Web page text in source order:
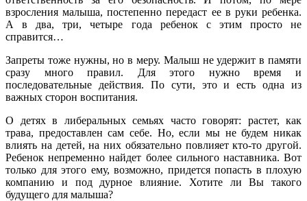
взросления малыша, постепенно передаст ее в руки ребенка.
А в два, три, четыре года ребенок с этим просто не
справится…
Запреты тоже нужны, но в меру. Малыш не удержит в памяти
сразу много правил. Для этого нужно время и
последовательные действия. По сути, это и есть одна из
важных сторон воспитания.
О детях в либеральных семьях часто говорят: растет, как
трава, предоставлен сам себе. Но, если мы не будем никак
влиять на детей, на них обязательно повлияет кто-то другой.
Ребенок непременно найдет более сильного наставника. Вот
только для этого ему, возможно, придется попасть в плохую
компанию и под дурное влияние. Хотите ли Вы такого
будущего для малыша?